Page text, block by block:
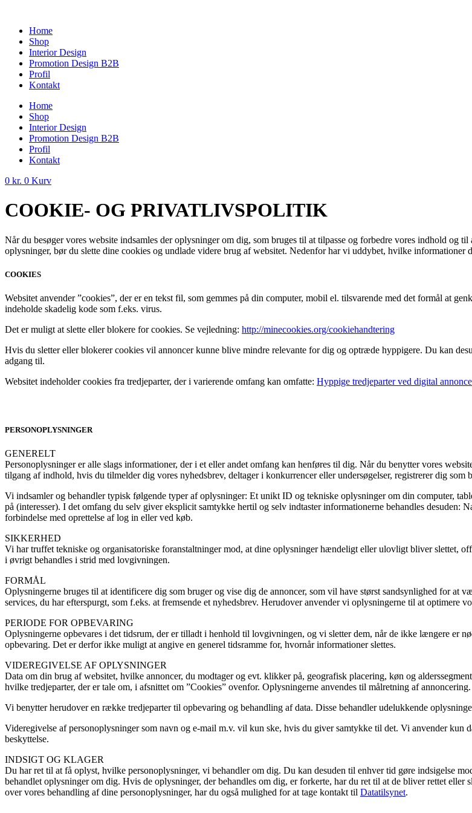
indholdHome
Shop
Interior Design
Promotion Design B2B
Profil
Kontakt
Home
Shop
Interior Design
Promotion Design B2B
Profil
Kontakt
0 kr. 0 Kurv
COOKIE- OG PRIVATLIVSPOLITIK
Når du besøger vores website indsamles der oplysninger om dig, som bruges til at tilpasse og forbedre vores indhold og
oplysninger, bør du slette dine cookies og undlade videre brug af websitet. Nedenfor har vi uddybet, hvilke informationer
COOKIES
Websitet anvender ”cookies”, der er en tekst fil, som gemmes på din computer, mobil el. tilsvarende med det formål at
indeholde skadelig kode som f.eks. virus.
Det er muligt at slette eller blokere for cookies. Se vejledning: http://minecookies.org/cookiehandtering
Hvis du sletter eller blokerer cookies vil annoncer kunne blive mindre relevante for dig og optræde hyppigere. Du kan
adgang til.
Websitet indeholder cookies fra tredjeparter, der i varierende omfang kan omfatte: Hyppige tredjeparter ved digital
PERSONOPLYSNINGER
GENERELT
Personoplysninger er alle slags informationer, der i et eller andet omfang kan henføres til dig. Når du benytter vores
tilgang af indhold, hvis du tilmelder dig vores nyhedsbrev, deltager i konkurrencer eller undersøgelser, registrerer dig
Vi indsamler og behandler typisk følgende typer af oplysninger: Et unikt ID og tekniske oplysninger om din computer,
på (interesser). I det omfang du selv giver eksplicit samtykke hertil og selv indtaster informationerne behandles
forbindelse med oprettelse af log in eller ved køb.
SIKKERHED
Vi har truffet tekniske og organisatoriske foranstaltninger mod, at dine oplysninger hændeligt eller ulovligt bliver slettet,
i øvrigt behandles i strid med lovgivningen.
FORMÅL
Oplysningerne bruges til at identificere dig som bruger og vise dig de annoncer, som vil have størst sandsynlighed for at
services, du har efterspurgt, som f.eks. at fremsende et nyhedsbrev. Herudover anvender vi oplysningerne til at optimere
PERIODE FOR OPBEVARING
Oplysningerne opbevares i det tidsrum, der er tilladt i henhold til lovgivningen, og vi sletter dem, når de ikke længere er
opbevaring. Det er derfor ikke muligt at angive en generel tidsramme for, hvornår informationer slettes.
VIDEREGIVELSE AF OPLYSNINGER
Data om din brug af websitet, hvilke annoncer, du modtager og evt. klikker på, geografisk placering, køn og
hvilke tredjeparter, der er tale om, i afsnittet om ”Cookies” ovenfor. Oplysningerne anvendes til målretning af annoncering.
Vi benytter herudover en række tredjeparter til opbevaring og behandling af data. Disse behandler udelukkende
Videregivelse af personoplysninger som navn og e-mail m.v. vil kun ske, hvis du giver samtykke til det. Vi anvender
beskyttelse.
INDSIGT OG KLAGER
Du har ret til at få oplyst, hvilke personoplysninger, vi behandler om dig. Du kan desuden til enhver tid gøre indsigelse
behandlet oplysninger om dig. Hvis de oplysninger, der behandles om dig, er forkerte, har du ret til at de bliver rettet eller
over vores behandling af dine personoplysninger, har du også mulighed for at tage kontakt til Datatilsynet.